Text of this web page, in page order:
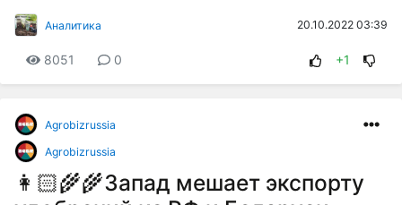
Аналитика 20.10.2022 03:39
8051 0 +1
Agrobizrussia
Agrobizrussia
👩🏻‍🌾🌾Запад мешает экспорту